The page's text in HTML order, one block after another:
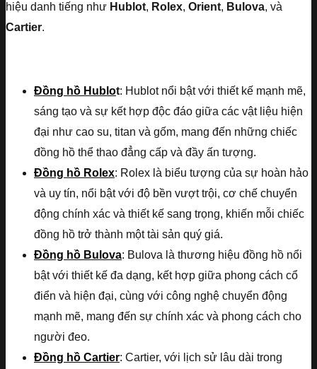
hiệu danh tiếng như Hublot, Rolex, Orient, Bulova, và
Cartier.
Đồng hồ Hublot: Hublot nổi bật với thiết kế mạnh mẽ,
sáng tạo và sự kết hợp độc đáo giữa các vật liệu hiện
đại như cao su, titan và gốm, mang đến những chiếc
đồng hồ thể thao đẳng cấp và đầy ấn tượng.
Đồng hồ Rolex: Rolex là biểu tượng của sự hoàn hảo
và uy tín, nổi bật với độ bền vượt trội, cơ chế chuyển
động chính xác và thiết kế sang trọng, khiến mỗi chiếc
đồng hồ trở thành một tài sản quý giá.
Đồng hồ Bulova: Bulova là thương hiệu đồng hồ nổi
bật với thiết kế đa dạng, kết hợp giữa phong cách cổ
điển và hiện đại, cùng với công nghệ chuyển động
mạnh mẽ, mang đến sự chính xác và phong cách cho
người đeo.
Đồng hồ Cartier: Cartier, với lịch sử lâu dài trong